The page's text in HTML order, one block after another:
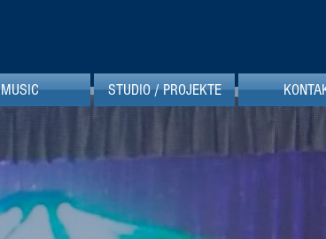
MUSIC STUDIO / PROJEKTE